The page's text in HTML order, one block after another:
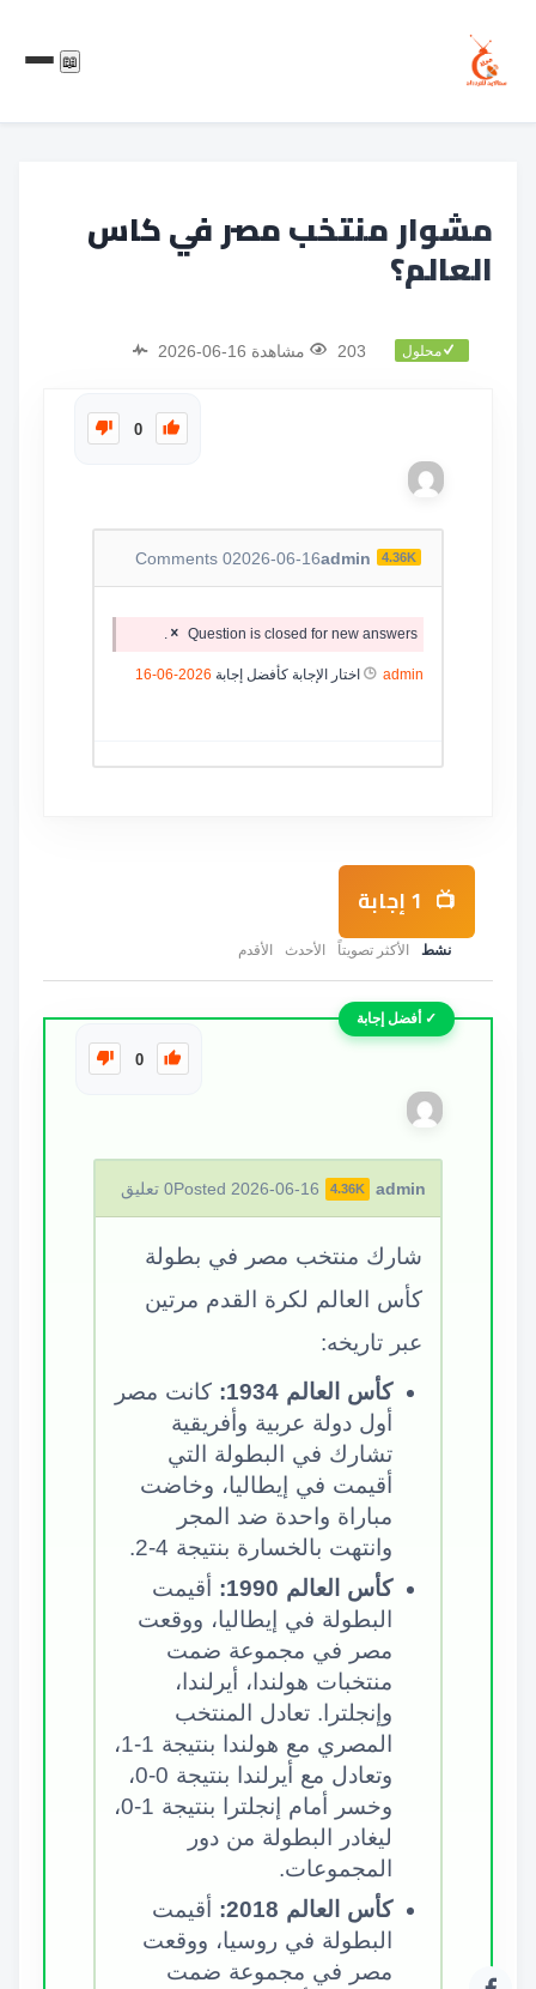
📖
مشوار منتخب مصر في كاس
العالم؟
محلول 203 مشاهدة 2026-06-16
0
admin 4.36K
2026-06-16
0
Question is closed for new answers.
admin اختار الإجابة كأفضل إجابة 2026-06-16
1إجابة
نشط الأكثر تصويتاً الأحدث الأقدم
0
admin
4.36K
Posted 2026-06-16
0 تعليق
شارك منتخب مصر في بطولة
كأس العالم لكرة القدم مرتين
عبر تاريخه:
كأس العالم 1934:
كانت مصر
أول دولة عربية وأفريقية
تشارك في البطولة التي
أقيمت في إيطاليا، وخاضت
مباراة واحدة ضد المجر
وانتهت بالخسارة بنتيجة 4-2.
كأس العالم 1990:
أقيمت
البطولة في إيطاليا، ووقعت
مصر في مجموعة ضمت
منتخبات هولندا، أيرلندا،
وإنجلترا. تعادل المنتخب
المصري مع هولندا بنتيجة 1-1،
وتعادل مع أيرلندا بنتيجة 0-0،
وخسر أمام إنجلترا بنتيجة 1-0،
ليغادر البطولة من دور
المجموعات.
كأس العالم 2018:
أقيمت
البطولة في روسيا، ووقعت
مصر في مجموعة ضمت